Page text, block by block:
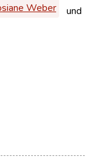
Weber
und